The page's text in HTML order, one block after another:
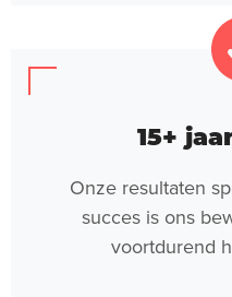
15+
Onze resultaten
succes is ons
voortdurend